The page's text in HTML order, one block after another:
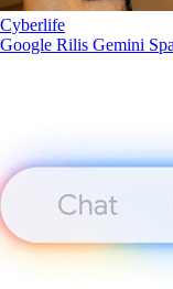
Cyberlife
Google Rilis Gemini